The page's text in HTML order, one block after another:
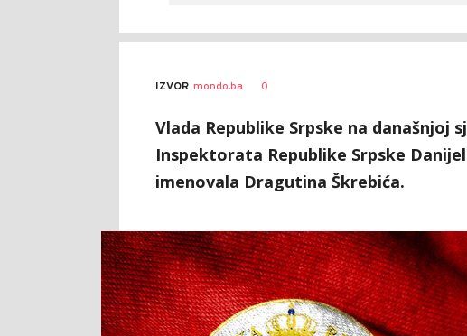
IZVOR mondo.ba 0
Vlada Republike Srpske na današnjoj
Inspektorata Republike Srpske
imenovala Dragutina Škrebića.